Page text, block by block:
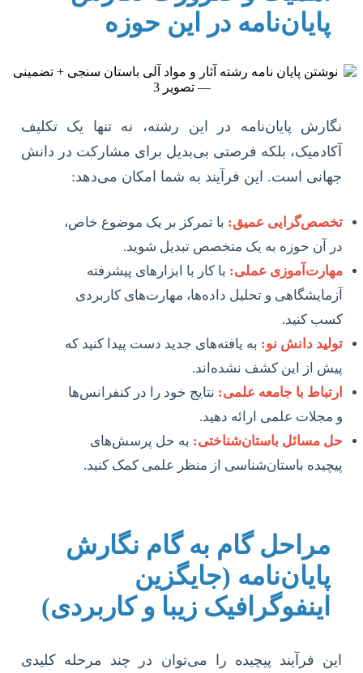
پایان‌نامه در این حوزه
نگارش پایان‌نامه در این رشته، نه تنها یک تکلیف
آکادمیک، بلکه فرصتی بی‌بدیل برای مشارکت در دانش
جهانی است. این فرآیند به شما امکان می‌دهد:
تخصص‌گرایی عمیق: با تمرکز بر یک موضوع خاص،
در آن حوزه به یک متخصص تبدیل شوید.
مهارت‌آموزی عملی: با کار با ابزارهای پیشرفته
آزمایشگاهی و تحلیل داده‌ها، مهارت‌های کاربردی
کسب کنید.
تولید دانش نو: به یافته‌های جدید دست پیدا کنید که
پیش از این کشف نشده‌اند.
ارتباط با جامعه علمی: نتایج خود را در کنفرانس‌ها
و مجلات علمی ارائه دهید.
حل مسائل باستان‌شناختی: به حل پرسش‌های
پیچیده باستان‌شناسی از منظر علمی کمک کنید.
مراحل گام به گام نگارش
پایان‌نامه (جایگزین
اینفوگرافیک زیبا و کاربردی)
این فرآیند پیچیده را می‌توان در چند مرحله کلیدی